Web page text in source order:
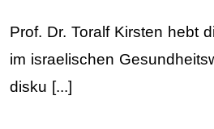
Prof. Dr. Toralf Kirsten hebt
im israelischen
disku [...]